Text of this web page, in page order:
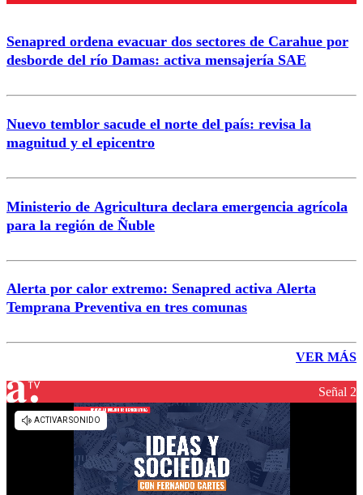
Enviar comentario
Senapred ordena evacuar dos sectores de Carahue por
desborde del río Damas: activa mensajería SAE
Nuevo temblor sacude el norte del país: revisa la
magnitud y el epicentro
Ministerio de Agricultura declara emergencia agrícola
para la región de Ñuble
Alerta por calor extremo: Senapred activa Alerta
Temprana Preventiva en tres comunas
VER MÁS
Señal 2